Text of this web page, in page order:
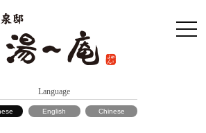
Language
English Chinese